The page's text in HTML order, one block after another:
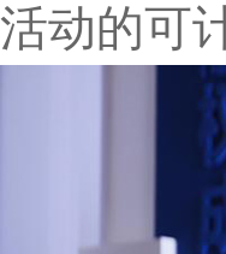
活动的可